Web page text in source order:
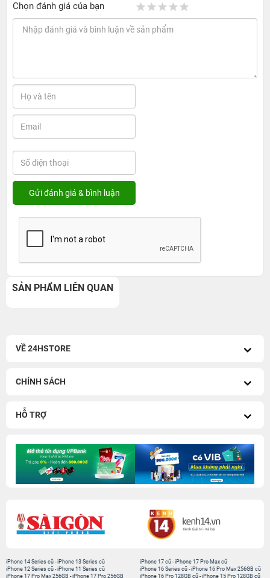
Chọn đánh giá của bạn
SẢN PHẨM LIÊN QUAN
VỀ 24HSTORE
CHÍNH SÁCH
HỖ TRỢ
iPhone 14 Series cũ -iPhone 13 Series cũ
iPhone 12 Series cũ -iPhone 11 Series cũ
iPhone 17 Pro Max 256GB -iPhone 17 Pro 256GB
iPhone 17 cũ-iPhone 17 Pro Max cũ
iPhone 16 Series cũ- iPhone 16 Pro Max 256GB cũ
iPhone 16 Pro 128GB cũ-iPhone 15 Pro 128GB cũ